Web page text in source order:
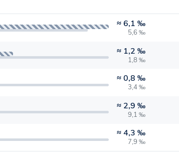
≈6,1 ‰
5,6 ‰
≈ 1,2 ‰
1,8 ‰
≈0,8 ‰
3,4 ‰
≈ 2,9 ‰
9,1 ‰
≈4,3 ‰
7,9 ‰